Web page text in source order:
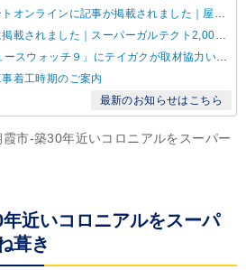
ンに記事が掲載されました｜屋根点検商法について解説
されました｜スーパーガルテクト2,000万㎡達成
ウォッチ９」にテイガクが取材協力いたしました
着工時期のご案内
最新のお知らせはこちら
霞市-築30年近いコロニアルをスーパー
近いコロニアルをスーパ
葺き